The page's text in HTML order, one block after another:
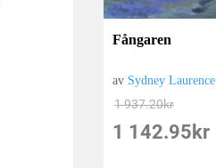
Fångaren
av Sydney Laurence
1 937.20kr
1 142.95 kr